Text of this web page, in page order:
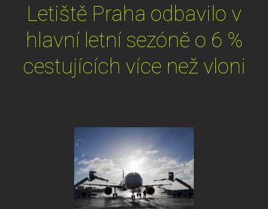
Letiště Praha odbavilo v
hlavní letní sezóně o 6 %
cestujících více než vloni